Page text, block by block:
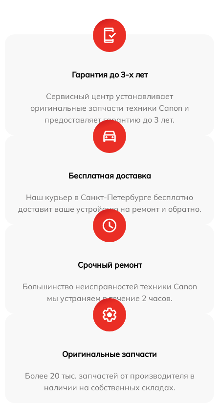
Гарантия до 3-х лет
Сервисный центр устанавливает
оригинальные запчасти техники Canon и
предоставляет гарантию до 3 лет.
Бесплатная доставка
Наш курьер в Санкт-Петербурге бесплатно
доставит ваше устройство на ремонт и обратно.
Срочный ремонт
Большинство неисправностей техники Canon
мы устраняем в течение 2 часов.
Оригинальные запчасти
Более 20 тыс. запчастей от производителя в
наличии на собственных складах.